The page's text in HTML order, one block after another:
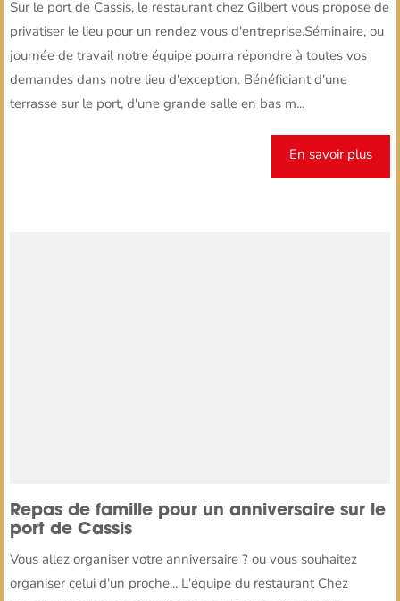
Sur le port de Cassis, le restaurant chez Gilbert vous propose de
privatiser le lieu pour un rendez vous d'entreprise.Séminaire, ou
journée de travail notre équipe pourra répondre à toutes vos
demandes dans notre lieu d'exception. Bénéficiant d'une
terrasse sur le port, d'une grande salle en bas m...
En savoir plus
Repas de famille pour un anniversaire sur le
port de Cassis
Vous allez organiser votre anniversaire ? ou vous souhaitez
organiser celui d'un proche... L'équipe du restaurant Chez